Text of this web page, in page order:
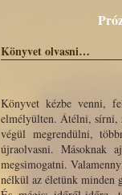
Könyvet olvasni…
Könyvet kézbe venni,
elmélyülten. Átélni, sírni,
végül megrendülni,
újraolvasni. Másoknak
megsimogatni.
nélkül az életünk minden